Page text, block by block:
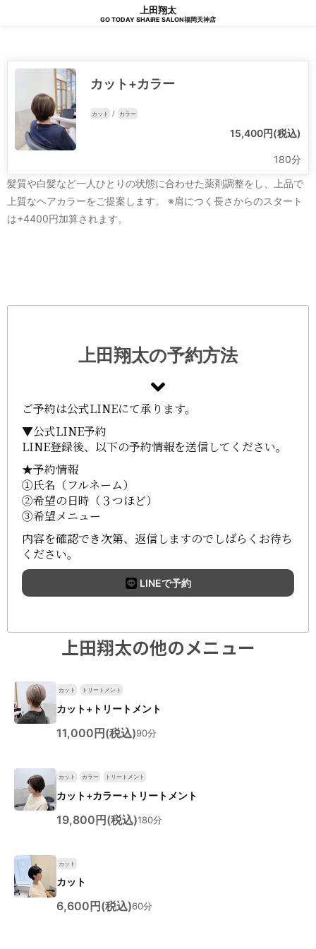
上田翔太
GO TODAY SHAiRE SALON福岡天神店
カット+カラー
カット / カラー
15,400円(税込)
180分
髪質や白髪など一人ひとりの状態に合わせた薬剤調整をし、上品で
上質なヘアカラーをご提案します。 ※肩につく長さからのスタート
は+4400円加算されます。
上田翔太の予約方法
ご予約は公式LINEにて承ります。
▼公式LINE予約
LINE登録後、以下の予約情報を送信してください。
★予約情報
①氏名（フルネーム）
②希望の日時（３つほど）
③希望メニュー
内容を確認でき次第、返信しますのでしばらくお待ち
ください。
LINEで予約
上田翔太の他のメニュー
カット トリートメント
カット+トリートメント
11,000円(税込)90分
カット カラー トリートメント
カット+カラー+トリートメント
19,800円(税込)180分
カット
カット
6,600円(税込)60分